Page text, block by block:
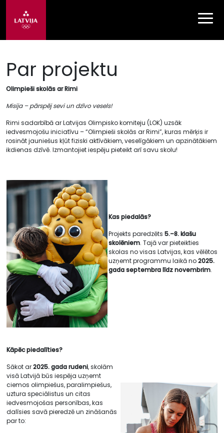
Par projektu
Olimpieši skolās ar Rimi
Misija – pārspēj sevi un dzīvo vesels!
Rimi sadarbībā ar Latvijas Olimpisko komiteju (LOK) uzsāk
iedvesmojošu iniciatīvu – “Olimpieši skolās ar Rimi”, kuras mērķis ir
rosināt jauniešus kļūt fiziski aktīvākiem, veselīgākiem un apzinātākiem
ikdienas dzīvē. Izmantojiet iespēju pieteikt arī savu skolu!
Kas piedalās?
Projekts paredzēts 5.–8. klašu
skolēniem. Tajā var pieteikties
skolas no visas Latvijas, kas vēlētos
uzņemt programmu laikā no2025.
gada septembra līdz novembrim.
Kāpēc piedalīties?
Sākot ar2025. gada rudeni, skolām
visā Latvijā būs iespēja uzņemt
ciemos olimpiešus, paralimpiešus,
uztura speciālistus un citas
iedvesmojošas personības, kas
dalīsies savā pieredzē un zināšanās
par to: